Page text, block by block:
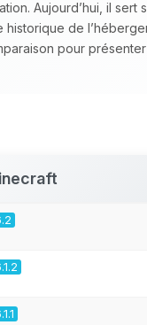
Aujourd’hui, il sert
de
pour